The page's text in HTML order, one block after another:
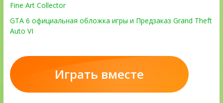
Fine Art Collector
GTA 6 официальная обложка игры и Предзаказ Grand Theft
Auto VI
Играть вместе